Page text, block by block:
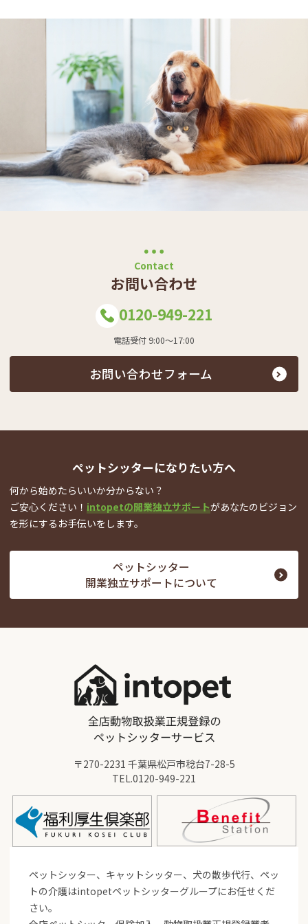
Contact
お問い合わせ
0120-949-221
電話受付 9:00～17:00
お問い合わせフォーム
ペットシッターになりたい方へ
何から始めたらいいか分からない？
ご安心ください！ intopetの開業独立サポートがあなたのビジョン
を形にするお手伝いをします。
ペットシッター
開業独立サポートについて
〒270-2231 千葉県松戸市稔台7-28-5
TEL.0120-949-221
ペットシッター、キャットシッター、犬の散歩代行、ペッ
トの介護はintopetペットシッターグループにお任せくだ
さい。